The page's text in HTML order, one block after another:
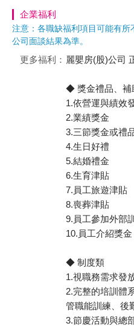
企業福利
注意：各職缺福利項目可能有
公司面談結果為準。
更多福利： 麗嬰房(股)公司
◆ 獎金禮品、補
1.依營運與績效
2.業績獎金
3.三節獎金或禮
4.生日好禮
5.結婚禮金
6.生育津貼
7.員工旅遊津貼
8.喪葬津貼
9.員工參加外部
10.員工介紹獎金
◆ 制度類
1.視職務需求發
2.完整的培訓體
管職能訓練、後
3.節慶活動與總